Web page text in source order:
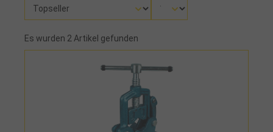
Es wurden 2 Artikel gefunden